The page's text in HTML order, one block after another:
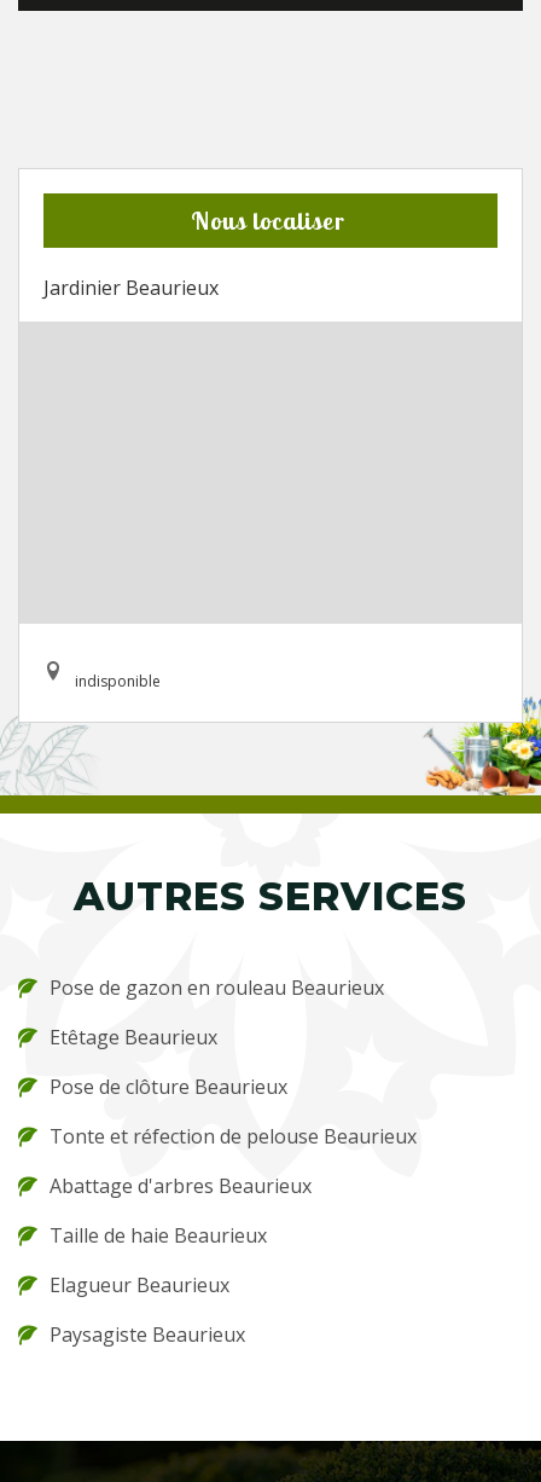
Nous localiser
Jardinier Beaurieux
indisponible
AUTRES SERVICES
Pose de gazon en rouleau Beaurieux
Etêtage Beaurieux
Pose de clôture Beaurieux
Tonte et réfection de pelouse Beaurieux
Abattage d'arbres Beaurieux
Taille de haie Beaurieux
Elagueur Beaurieux
Paysagiste Beaurieux